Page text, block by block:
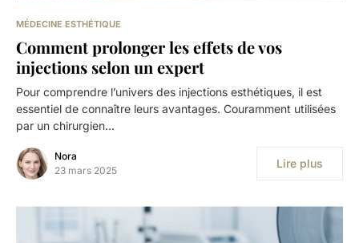
MÉDECINE ESTHÉTIQUE
Comment prolonger les effets de vos
injections selon un expert
Pour comprendre l’univers des injections esthétiques, il est
essentiel de connaître leurs avantages. Couramment utilisées
par un chirurgien…
Nora
23 mars 2025
Lire plus